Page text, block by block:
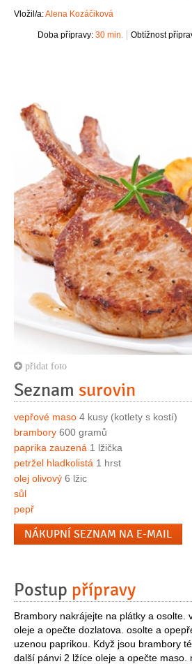
Vložil/a:Alena Kozáčiková
Obtížnost
Doba přípravy: 30 min.
přidat foto
Seznam surovin
vepřové maso 4 kusy (kotlety s kostí)
brambory 600 gramů
paprika zauzená 1 lžička
petržel hladkolistá 1 hrst
olej olivový 6 lžic
sůl
pepř
NÁKUPNÍ SEZNAM NA E-MAIL
Postup přípravy
Brambory nakrájejte na plátky a osolte.
oleje a opečte dozlatova. osolte a
uzenou paprikou. Když jsou brambory
další pánvi 2 lžíce oleje a opečte maso.